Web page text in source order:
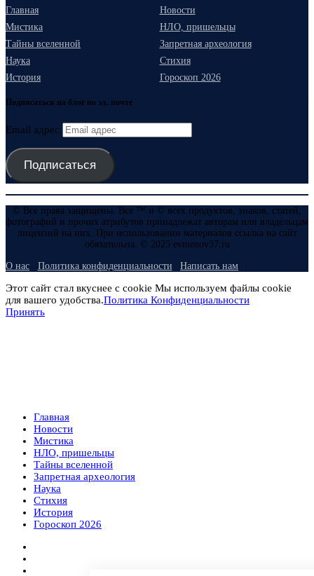
Главная
Новости
Мистика
НЛО, пришельцы
Тайны вселенной
Запретная археология
Наука
Стихия
История
Гороскоп 2026
Подписаться на блог по эл. почте
Email адрес
Подписаться
© Все права защищены. Все ™ и © всех продуктов, знаков, статей,
фотографий и прочих атрибутов принадлежат авторам или владельцам
лицензий на них. При использовании материалов ссылка на сайт
обязательна. © 2025 evmenov37.ru
О нас Политика конфиденциальности Написать нам
Этот сайт стал вкуснее с cookie Мы используем файлы cookie
для вашего удобства.Политика Конфиденциальности
Принять
Главная
Новости
Мистика
НЛО, пришельцы
Тайны вселенной
Запретная археология
Наука
Стихия
История
Гороскоп 2026